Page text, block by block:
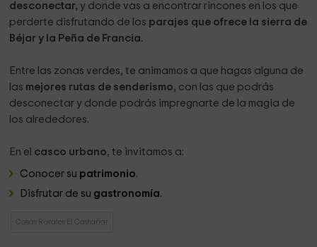
desconectar, y donde vas a encontrar rincones en los que
perderte disfrutando de los parajes que ofrece la sierra de
Béjar y la Peña de Francia.
Entre las zonas verdes, te animamos a que hagas alguna de
las mejores rutas de senderismo, con las que podrás
desconectar y donde podrás impregnarte de la magia de
los alrededores.
En el casco urbano, te invitamos a:
Conocer su patrimonio.
Disfrutar de su gastronomía.
Casas Rurales El Castañar